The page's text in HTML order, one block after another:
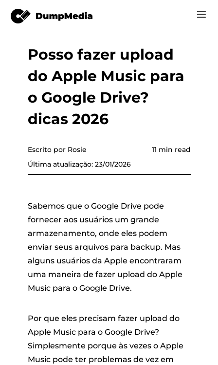
Music
Vídeo
Ferramentas on-line
Spotify para mp3
Música do YouTube para MP3
Suporte
Log In
Registrar
Posso fazer upload
do Apple Music para
o Google Drive?
dicas 2026
Escrito por Rosie
Última atualização: 23/01/2026
11 min read
Sabemos que o Google Drive pode
fornecer aos usuários um grande
armazenamento, onde eles podem
enviar seus arquivos para backup. Mas
alguns usuários da Apple encontraram
uma maneira de fazer upload do Apple
Music para o Google Drive.
Por que eles precisam fazer upload do
Apple Music para o Google Drive?
Simplesmente porque às vezes o Apple
Music pode ter problemas de vez em